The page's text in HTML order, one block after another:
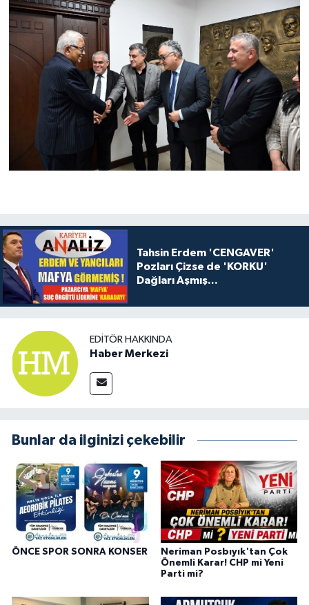
Tahsin Erdem 'CENGAVER'
Pozları Çizse de 'KORKU'
Dağları Aşmış...
EDITÖR HAKKINDA
Haber Merkezi
Bunlar da ilginizi çekebilir
ÖNCE SPOR SONRA KONSER
Neriman Posbıyık'tan Çok
Önemli Karar! CHP mi Yeni
Parti mi?